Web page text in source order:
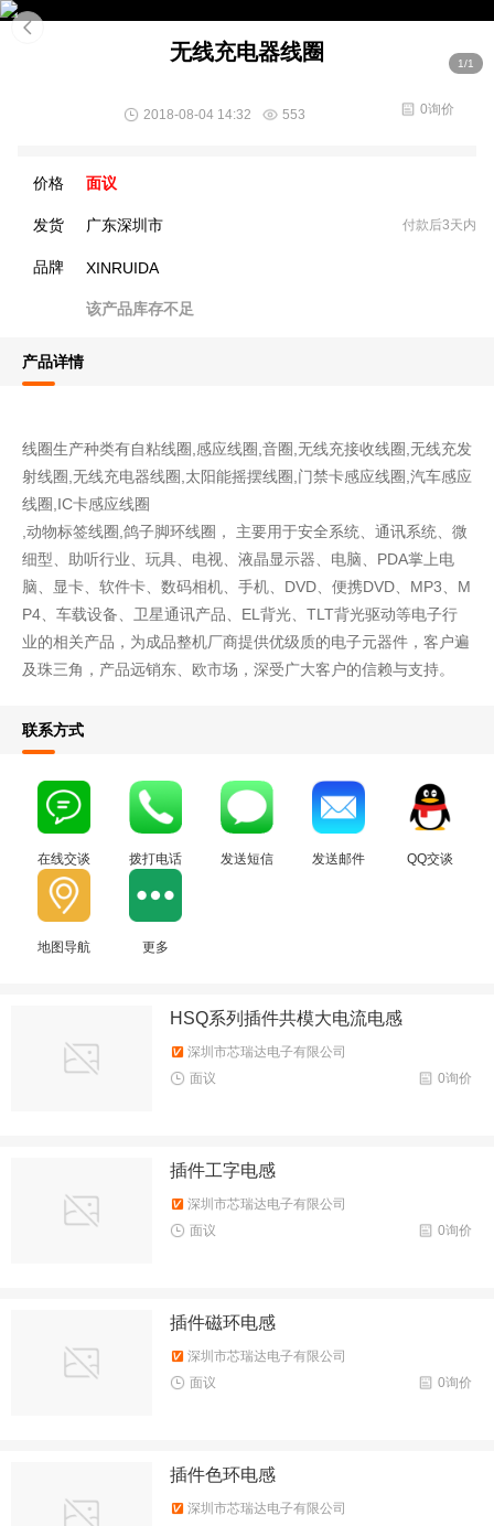
1/1
无线充电器线圈
2018-08-04 14:32 553 0询价
价格 面议
发货 广东深圳市 付款后3天内
品牌 XINRUIDA
该产品库存不足
产品详情
线圈生产种类有自粘线圈,感应线圈,音圈,无线充接收线圈,无线充发
射线圈,无线充电器线圈,太阳能摇摆线圈,门禁卡感应线圈,汽车感应
线圈,IC卡感应线圈
,动物标签线圈,鸽子脚环线圈， 主要用于安全系统、通讯系统、微
细型、助听行业、玩具、电视、液晶显示器、电脑、PDA掌上电
脑、显卡、软件卡、数码相机、手机、DVD、便携DVD、MP3、M
P4、车载设备、卫星通讯产品、EL背光、TLT背光驱动等电子行
业的相关产品，为成品整机厂商提供优级质的电子元器件，客户遍
及珠三角，产品远销东、欧市场，深受广大客户的信赖与支持。
联系方式
在线交谈 拨打电话 发送短信 发送邮件 QQ交谈
地图导航 更多
HSQ系列插件共模大电流电感
深圳市芯瑞达电子有限公司
0询价
面议
插件工字电感
深圳市芯瑞达电子有限公司
0询价
面议
插件磁环电感
深圳市芯瑞达电子有限公司
0询价
面议
插件色环电感
深圳市芯瑞达电子有限公司